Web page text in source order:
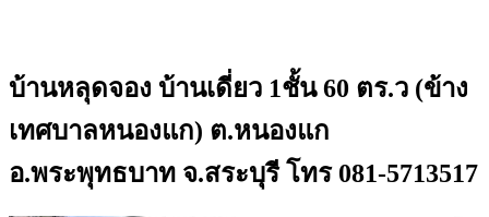
บ้านหลุดจอง บ้านเดี่ยว 1ชั้น 60 ตร.ว (ข้าง
เทศบาลหนองแก) ต.หนองแก
อ.พระพุทธบาท จ.สระบุรี โทร 081-5713517